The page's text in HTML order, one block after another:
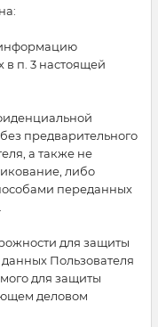
в п. 3 настоящей
предварительного
а также не
либо
переданных
для защиты
Пользователя
для защиты
деловом